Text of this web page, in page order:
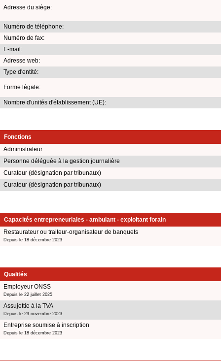
Adresse du siège:
Numéro de téléphone:
Numéro de fax:
E-mail:
Adresse web:
Type d'entité:
Forme légale:
Nombre d'unités d'établissement (UE):
Fonctions
Administrateur
Personne déléguée à la gestion journalière
Curateur (désignation par tribunaux)
Curateur (désignation par tribunaux)
Capacités entrepreneuriales - ambulant - exploitant forain
Restaurateur ou traiteur-organisateur de banquets
Depuis le 18 décembre 2023
Qualités
Employeur ONSS
Depuis le 22 juillet 2025
Assujettie à la TVA
Depuis le 29 novembre 2023
Entreprise soumise à inscription
Depuis le 18 décembre 2023